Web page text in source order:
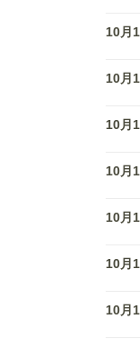
10月
10月
10月
10月
10月
10月
10月